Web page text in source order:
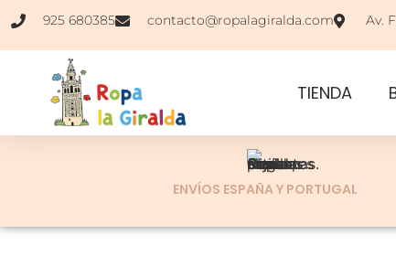
925 680385 contacto@ropalagiralda.com Av.
TIENDA
ENVÍOS ESPAÑA Y PORTUGAL